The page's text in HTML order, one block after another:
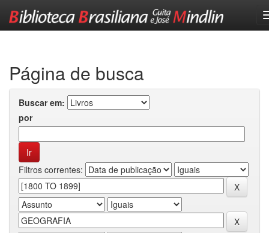
Página de busca
Buscar em:
por
Filtros correntes: